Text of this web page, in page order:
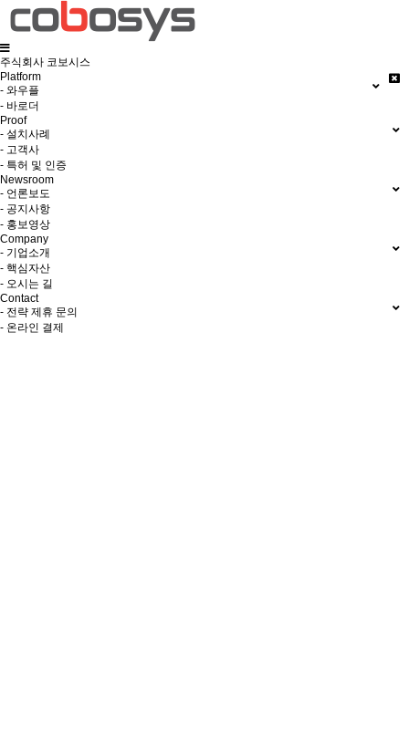
주식회사 코보시스
Platform
- 와우플
- 바로더
Proof
- 설치사례
- 고객사
- 특허 및 인증
Newsroom
- 언론보도
- 공지사항
- 홍보영상
Company
- 기업소개
- 핵심자산
- 오시는 길
Contact
- 전략 제휴 문의
- 온라인 결제